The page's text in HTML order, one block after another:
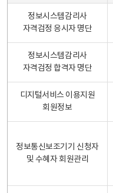
정보시스템감리사
자격검정 응시자 명단
정보시스템감리사
자격검정 합격자 명단
디지털서비스 이용지원
회원정보
정보통신보조기기 신청자
및 수혜자 회원관리